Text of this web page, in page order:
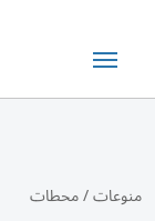
منوعات/محطات